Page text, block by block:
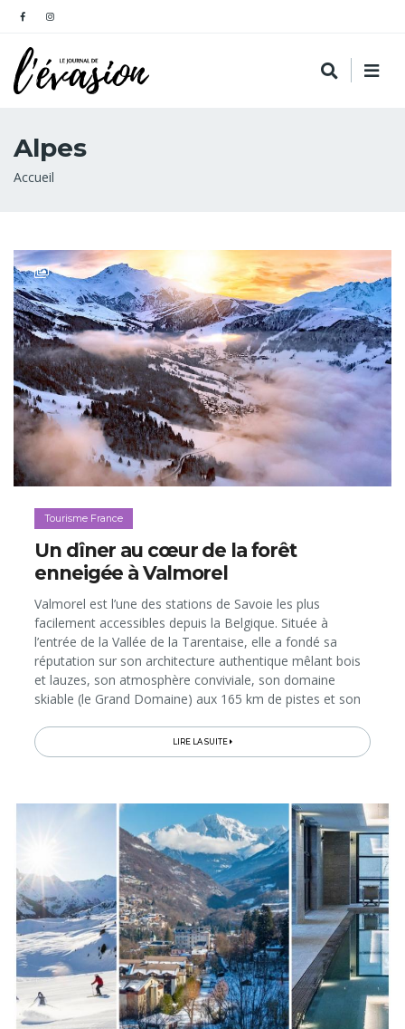
Alpes
Fil
Accueil
Tourisme France
Un dîner au cœur de la forêt
enneigée à Valmorel
Valmorel est l’une des stations de Savoie les plus
facilement accessibles depuis la Belgique. Située à
l’entrée de la Vallée de la Tarentaise, elle a fondé sa
réputation sur son architecture authentique mêlant bois
et lauzes, son atmosphère conviviale, son domaine
skiable (le Grand Domaine) aux 165 km de pistes et son
d’amis...
LIRE LA SUITE